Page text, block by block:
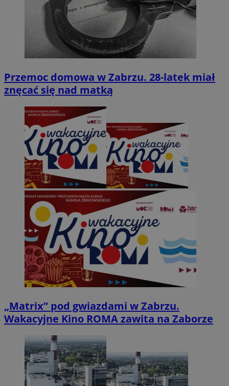
Przemoc domowa w Zabrzu. 28-latek miał
znęcać się nad matką
„Matrix” pod gwiazdami w Zabrzu.
Wakacyjne Kino ROMA zawita na Zaborze